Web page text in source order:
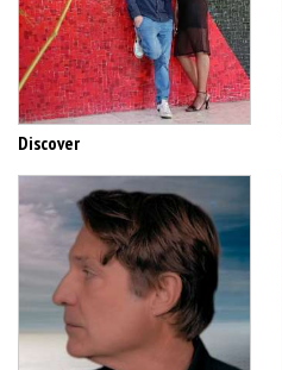
Discover